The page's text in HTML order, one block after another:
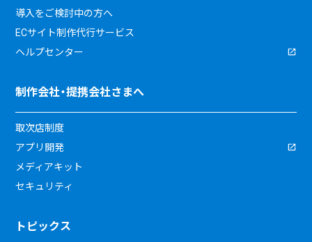
導入をご検討中の方へ
ECサイト制作代行サービス
ヘルプセンター
制作会社・提携会社さまへ
取次店制度
アプリ開発
メディアキット
セキュリティ
トピックス